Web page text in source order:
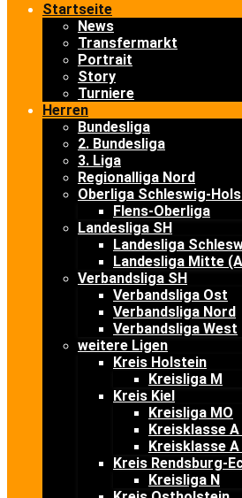
Startseite
News
Transfermarkt
Portrait
Story
Turniere
Herren
Bundesliga
2. Bundesliga
3. Liga
Regionalliga Nord
Oberliga Schleswig-
Flens-Oberliga
Landesliga SH
Landesliga
Landesliga Mitte
Verbandsliga SH
Verbandsliga Ost
Verbandsliga Nord
Verbandsliga West
weitere Ligen
Kreis Holstein
Kreisliga M
Kreis Kiel
Kreisliga MO
Kreisklasse A
Kreisklasse A
Kreis Rendsburg-
Kreisliga N